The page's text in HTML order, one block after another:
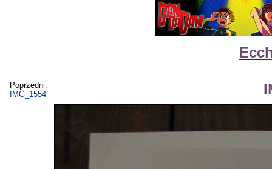
Poprzedni:
IMG_1554